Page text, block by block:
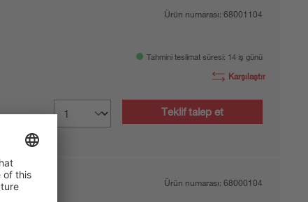
Ürün numarası: 68001104
Tahmini teslimat süresi: 14 iş günü
Karşılaştır
Teklif talep et
Ürün numarası: 68000104